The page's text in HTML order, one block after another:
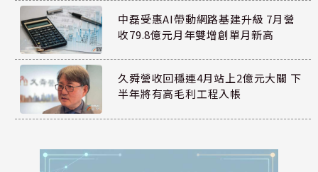
中磊受惠AI帶動網路基建升級 7月營
收79.8億元月年雙增創單月新高
久舜營收回穩連4月站上2億元大關 下
半年將有高毛利工程入帳